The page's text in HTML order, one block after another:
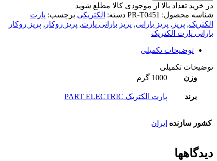
در خرید تعداد بالا از موجودی کالا مطلع شوید
شناسه محصول: PR-T0451 دسته: الکتریکی برچسب: پارت
الکتریک, پریز , پریز بارانی, پریز بارانی پارت, پریز روکار , پریز روکار
بارانی پارت الکتریک
توضیحات تکمیلی
توضیحات تکمیلی
وزن
1000 گرم
برند پارت الکتریک PART ELECTRIC
کشور سازنده ایران
دیدگاهها